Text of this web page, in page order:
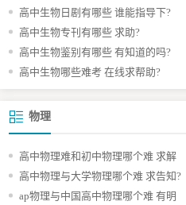
高中生物日剧有哪些 谁能指导下?
高中生物专刊有哪些 求助?
高中生物鉴别有哪些 有知道的吗?
高中生物哪些难考 在线求帮助?
物理
高中物理难和初中物理哪个难 求解
高中物理与大学物理哪个难 求告知?
ap物理与中国高中物理哪个难 有明